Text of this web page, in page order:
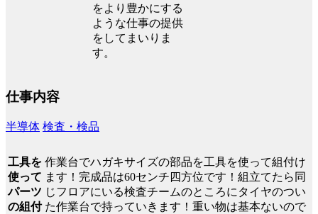
をより豊かにする
ような仕事の提供
をしてまいりま
す。
仕事内容
半導体 検査・検品
工具を
使って
パーツ
の組付
作業台でハガキサイズの部品を工具を使って組付け
ます！完成品は60センチ四方位です！組立てたら同
じフロアにいる検査チームのところにタイヤのつい
た作業台で持っていきます！重い物は基本ないので